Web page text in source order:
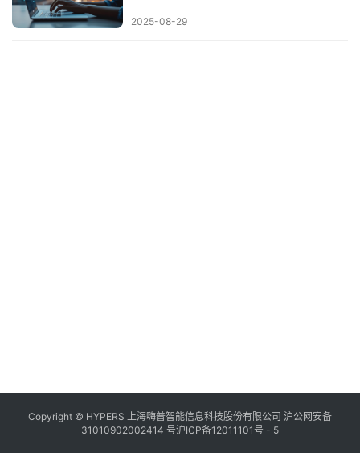
2025-08-29
Copyright © HYPERS 上海嗨普智能信息科技股份有限公司 沪公网安备
31010902002414 号沪ICP备12011101号 - 5